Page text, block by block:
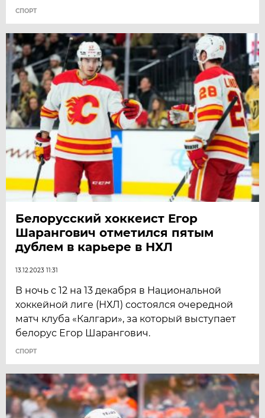
СПОРТ
Белорусский хоккеист Егор
Шарангович отметился пятым
дублем в карьере в НХЛ
13.12.2023 11:31
В ночь с 12 на 13 декабря в Национальной
хоккейной лиге (НХЛ) состоялся очередной
матч клуба «Калгари», за который выступает
белорус Егор Шарангович.
СПОРТ